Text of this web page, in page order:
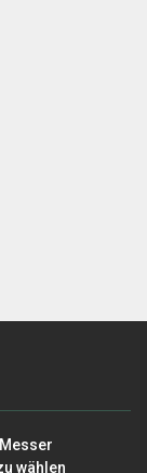
wählen